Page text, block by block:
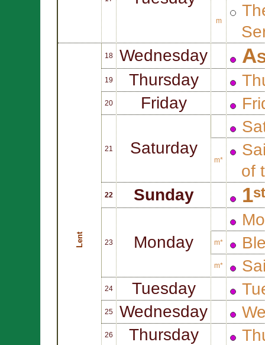
m
Lent
18 Wednesday
19 Thursday
20 Friday
21 Saturday
m*
of
22 Sunday
23 Monday m*
m*
24 Tuesday
25 Wednesday
26 Thursday